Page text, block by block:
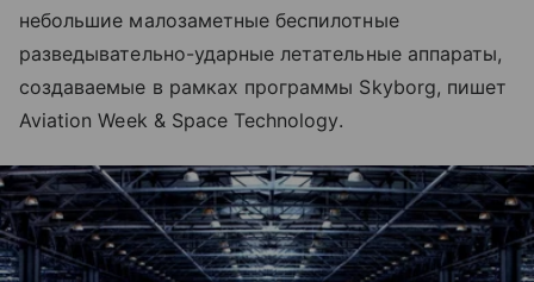
небольшие малозаметные беспилотные
разведывательно-ударные летательные аппараты,
создаваемые в рамках программы Skyborg, пишет
Aviation Week & Space Technology.